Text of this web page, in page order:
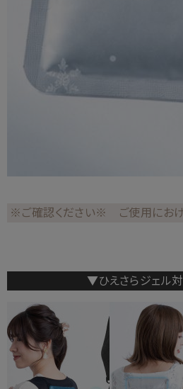
※ご確認ください※ ご使用にお
▼ひえさらジェル